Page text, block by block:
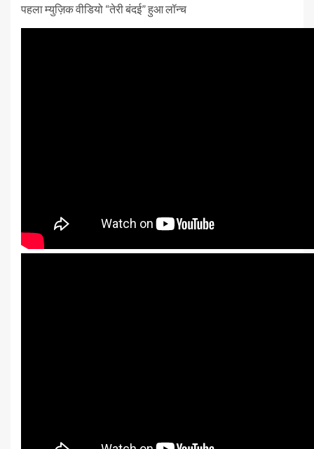
पहला म्युज़िक वीडियो “तेरी बंदई” हुआ लॉन्च